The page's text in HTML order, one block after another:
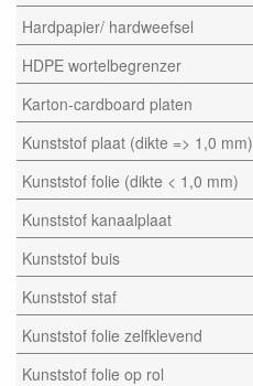
Hardpapier/ hardweefsel
HDPE wortelbegrenzer
Karton-cardboard platen
Kunststof plaat (dikte => 1,0 mm)
Kunststof folie (dikte < 1,0 mm)
Kunststof kanaalplaat
Kunststof buis
Kunststof staf
Kunststof folie zelfklevend
Kunststof folie op rol